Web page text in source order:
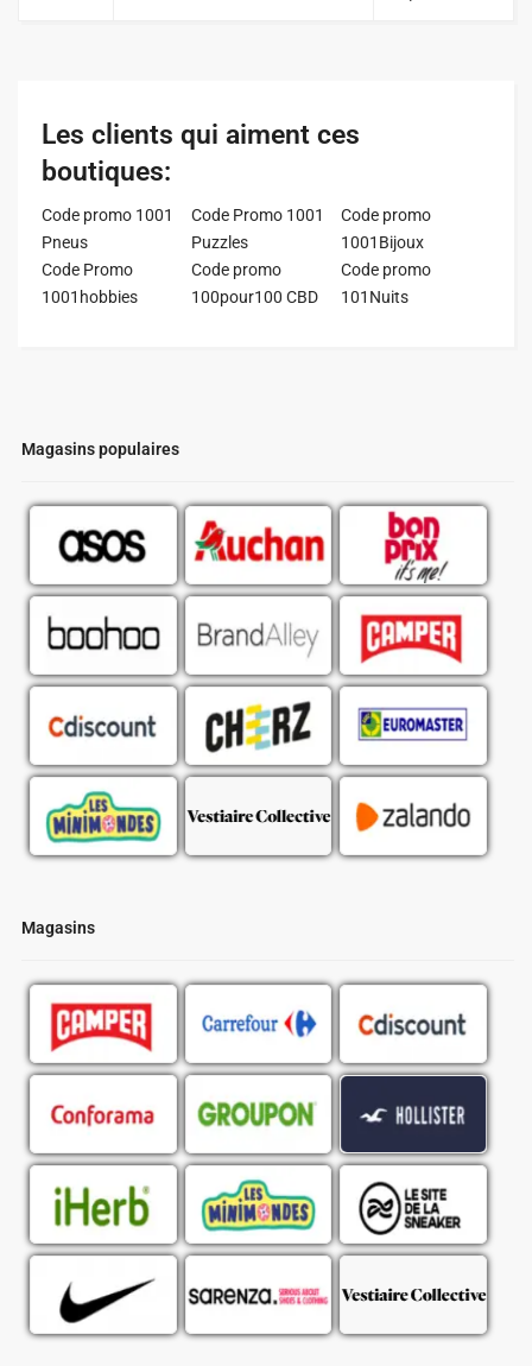
Magasins populaires
Magasins
Les clients qui aiment ces
boutiques:
Code promo 1001
Pneus
Code Promo 1001
Puzzles
Code promo
1001Bijoux
Code Promo
1001hobbies
Code promo
100pour100 CBD
Code promo
101Nuits